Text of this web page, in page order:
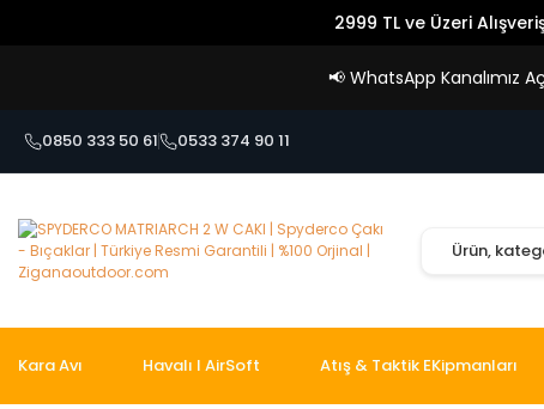
2999 TL ve Üzeri
📢 WhatsApp Kanalımız
0850 333 50 61 0533 374 90 11
Kara Avı Havalı I AirSoft Atış & Taktik EKipmanları